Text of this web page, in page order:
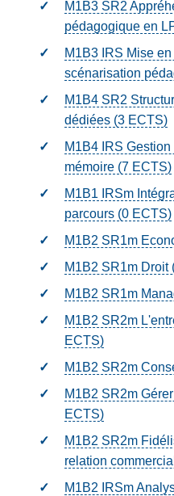
M1B3 SR2
pédagogique en
M1B3 IRS Mise
scénarisation
M1B4 SR2
dédiées (3 ECTS)
M1B4 IRS
mémoire (7 ECTS)
M1B1 IRSm
parcours (0 ECTS)
M1B2 SR1m
M1B2 SR1m Droit
M1B2 SR1m
M1B2 SR2m
ECTS)
M1B2 SR2m
M1B2 SR2m
ECTS)
M1B2 SR2m
relation
M1B2 IRSm